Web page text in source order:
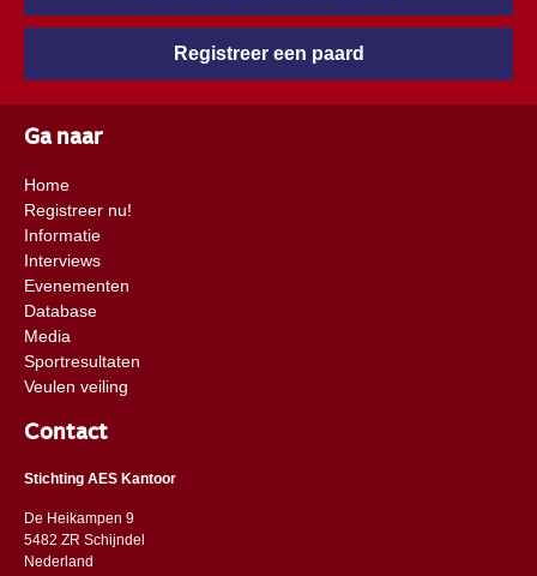
Registreer een paard
Ga naar
Home
Registreer nu!
Informatie
Interviews
Evenementen
Database
Media
Sportresultaten
Veulen veiling
Contact
Stichting AES Kantoor
De Heikampen 9
5482 ZR Schijndel
​​Nederland